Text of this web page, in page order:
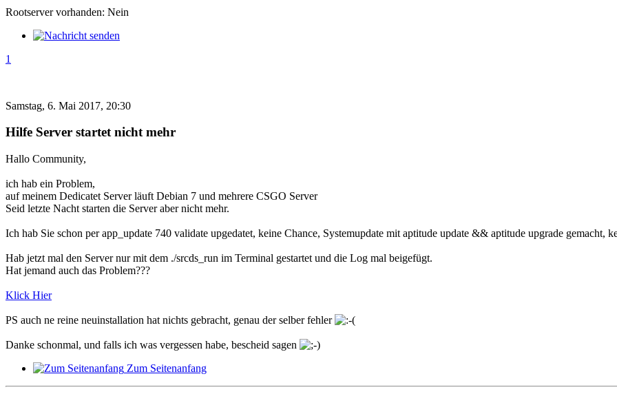
Rootserver vorhanden: Nein
1
Samstag, 6. Mai 2017, 20:30
Hilfe Server startet nicht mehr
Hallo Community,
ich hab ein Problem,
auf meinem Dedicatet Server läuft Debian 7 und mehrere CSGO Server
Seid letzte Nacht starten die Server aber nicht mehr.
Ich hab Sie schon per app_update 740 validate upgedatet, keine Chance, Systemupdate mit aptitude update && aptitude upgrade gemacht,
Hab jetzt mal den Server nur mit dem ./srcds_run im Terminal gestartet und die Log mal beigefügt.
Hat jemand auch das Problem???
Klick Hier
PS auch ne reine neuinstallation hat nichts gebracht, genau der selber fehler
Danke schonmal, und falls ich was vergessen habe, bescheid sagen
Zum Seitenanfang